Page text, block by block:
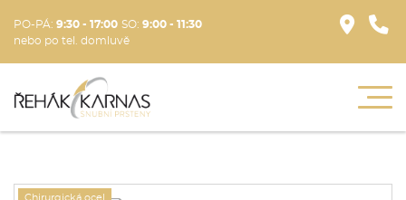
PO-PÁ: 9:30 - 17:00 SO: 9:00 - 11:30
nebo po tel. domluvě
Chirurgická ocel